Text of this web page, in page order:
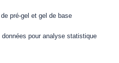
pré-gel et gel de base
pour analyse statistique